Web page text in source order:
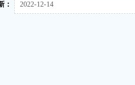
： 2022-12-14